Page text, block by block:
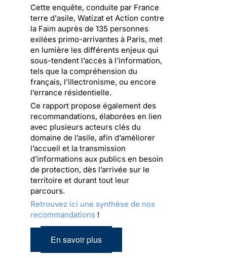
Cette enquête, conduite par France
terre d'asile, Watizat et Action contre
la Faim auprès de 135 personnes
exilées primo-arrivantes à Paris, met
en lumière les différents enjeux qui
sous-tendent l’accès à l’information,
tels que la compréhension du
français, l’illectronisme, ou encore
l’errance résidentielle.
Ce rapport propose également des
recommandations, élaborées en lien
avec plusieurs acteurs clés du
domaine de l’asile, afin d’améliorer
l’accueil et la transmission
d’informations aux publics en besoin
de protection, dès l’arrivée sur le
territoire et durant tout leur
parcours.
Retrouvez ici une synthèse de nos
recommandations !
En savoir plus